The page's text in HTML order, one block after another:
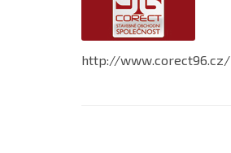
http://www.corect96.cz/